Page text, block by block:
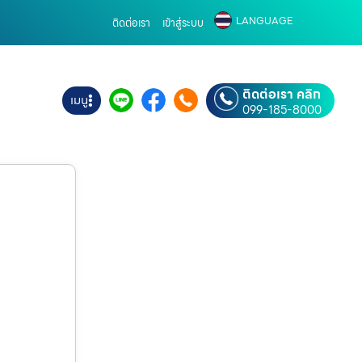
ติดต่อเรา เข้าสู่ระบบ LANGUAGE
เมนู ติดต่อเรา คลิก
099-185-8000